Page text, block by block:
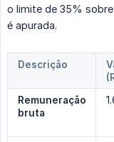
o limite de 35%
é apurada.
Descrição
Remuneração
bruta